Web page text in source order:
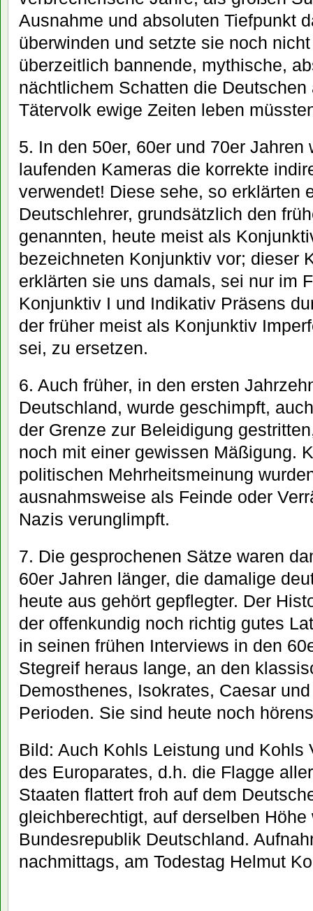
Ausnahme und absoluten Tiefpunkt
überwinden und setzte sie noch
überzeitlich bannende, mythische,
nächtlichem Schatten die
Tätervolk ewige Zeiten leben
5. In den 50er, 60er und 70er Jahren
laufenden Kameras die korrekte
verwendet! Diese sehe, so erklärten
Deutschlehrer, grundsätzlich den
genannten, heute meist als
bezeichneten Konjunktiv vor; dieser
erklärten sie uns damals, sei nur im
Konjunktiv I und Indikativ Präsens
der früher meist als Konjunktiv
sei, zu ersetzen.
6. Auch früher, in den ersten
Deutschland, wurde geschimpft,
der Grenze zur Beleidigung
noch mit einer gewissen Mäßigung.
politischen Mehrheitsmeinung
ausnahmsweise als Feinde oder
Nazis verunglimpft.
7. Die gesprochenen Sätze waren
60er Jahren länger, die damalige
heute aus gehört gepflegter. Der
der offenkundig noch richtig gutes
in seinen frühen Interviews in den
Stegreif heraus lange, an den
Demosthenes, Isokrates, Caesar
Perioden. Sie sind heute noch
Bild: Auch Kohls Leistung und Kohls
des Europarates, d.h. die Flagge
Staaten flattert froh auf dem
gleichberechtigt, auf derselben
Bundesrepublik Deutschland.
nachmittags, am Todestag Helmut